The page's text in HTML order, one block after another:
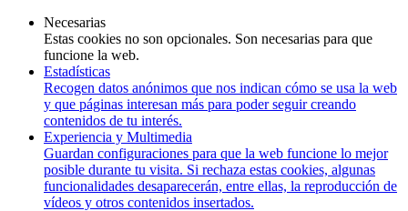
Necesarias
Estas cookies no son opcionales. Son necesarias para que
funcione la web.
Estadísticas
Recogen datos anónimos que nos indican cómo se usa la web
y que páginas interesan más para poder seguir creando
contenidos de tu interés.
Experiencia y Multimedia
Guardan configuraciones para que la web funcione lo mejor
posible durante tu visita. Si rechaza estas cookies, algunas
funcionalidades desaparecerán, entre ellas, la reproducción de
vídeos y otros contenidos insertados.